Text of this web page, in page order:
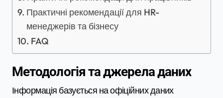
Практичні рекомендації для HR-
менеджерів та бізнесу
FAQ
Методологія та джерела даних
Інформація базується на офіційних даних